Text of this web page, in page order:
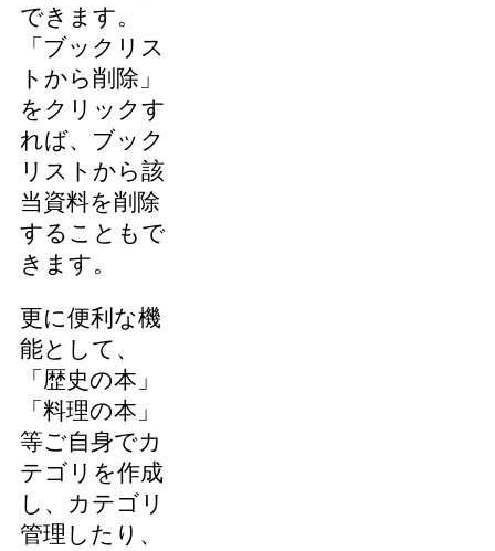
できます。
「ブックリス
トから削除」
をクリックす
れば、ブック
リストから該
当資料を削除
することもで
きます。
更に便利な機
能として、
「歴史の本」
「料理の本」
等ご自身でカ
テゴリを作成
し、カテゴリ
管理したり、